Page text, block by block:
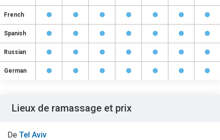
French
Spanish
Russian
German
Lieux de ramassage et prix
De Tel Aviv